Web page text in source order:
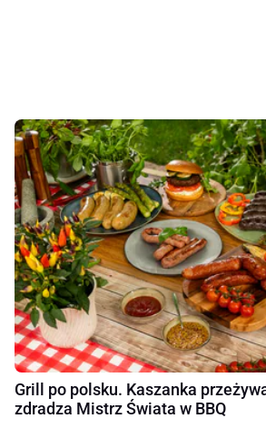
Grill po polsku. Kaszanka
zdradza Mistrz Świata w BBQ